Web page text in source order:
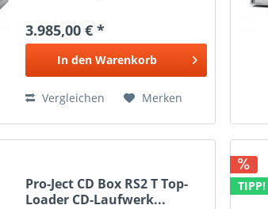
Transistor-/Röhren-
Ausgangsstufe Unsere Besten:
Pre Box...
3.985,00 € *
In den Warenkorb
Vergleichen Merken
Pro-Ject CD Box RS2 T Top-
Loader CD-Laufwerk...
TIPP!